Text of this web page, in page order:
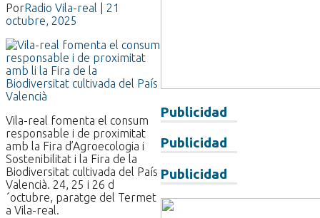
Publicidad
Publicidad
Publicidad
PorRadio Vila-real
21
octubre, 2025
Vila-real fomenta el consum
responsable i de proximitat
amb la Fira d’Agroecologia i
Sostenibilitat i la Fira de la
Biodiversitat cultivada del País
Valencià. 24, 25 i 26 d
´octubre, paratge del Termet
a Vila-real.